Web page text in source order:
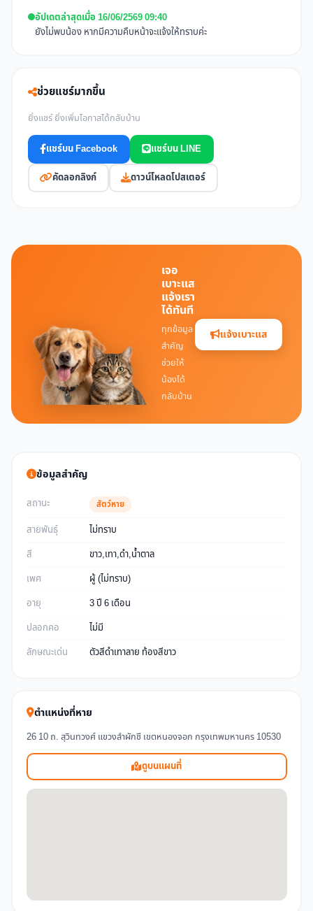
อัปเดตล่าสุดเมื่อ 16/06/2569 09:40
ยังไม่พบน้อง หากมีความคืบหน้าจะแจ้งให้ทราบค่ะ
ช่วยแชร์มากขึ้น
ยิ่งแชร์ ยิ่งเพิ่มโอกาสได้กลับบ้าน
แชร์บน Facebook แชร์บน LINE
คัดลอกลิงก์ ดาวน์โหลดโปสเตอร์
เจอ
เบาะแส
แจ้งเรา
ได้ทันที
ทุกข้อมูล
สำคัญ
ช่วยให้
น้องได้
กลับบ้าน
แจ้งเบาะแส
ข้อมูลสำคัญ
สถานะ สัตว์หาย
สายพันธุ์
ไม่ทราบ
สี
ขาว,เทา,ดำ,น้ำตาล
เพศ
ผู้ (ไม่ทราบ)
อายุ
3 ปี 6 เดือน
ปลอกคอ
ไม่มี
ลักษณะเด่น
ตัวสีดำเทาลาย ท้องสีขาว
ตำแหน่งที่หาย
26 10 ถ. สุวินทวงศ์ แขวงลำผักชี เขตหนองจอก กรุงเทพมหานคร 10530
ดูบนแผนที่